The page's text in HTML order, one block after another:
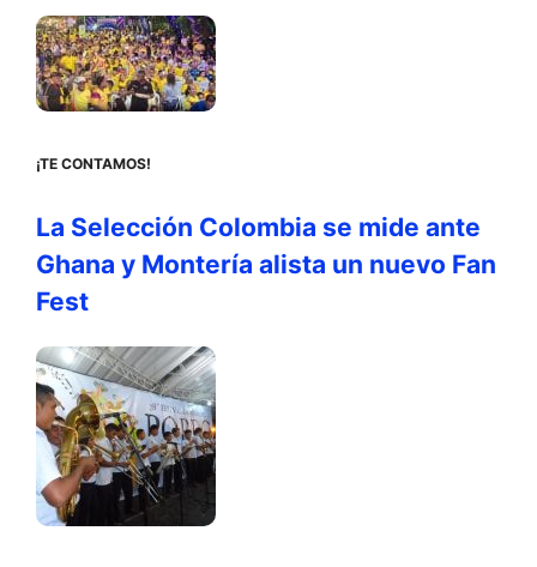
¡TE CONTAMOS!
La Selección Colombia se mide ante
Ghana y Montería alista un nuevo Fan
Fest